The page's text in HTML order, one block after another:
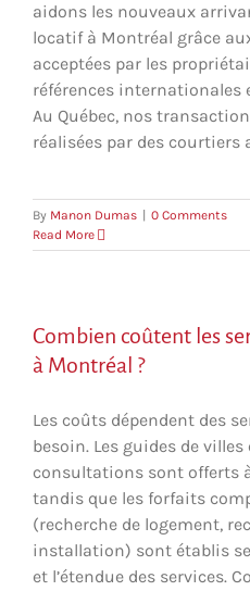
aidons les nouveaux
locatif à Montréal grâce
acceptées par les
références internationales
Au Québec, nos
réalisées par des courtiers
By Manon Dumas
0 Comments
Read More
Combien coûtent les
à Montréal ?
Les coûts dépendent des
besoin. Les guides de
consultations sont offerts
tandis que les forfaits
(recherche de logement,
installation) sont établis
et l’étendue des services.